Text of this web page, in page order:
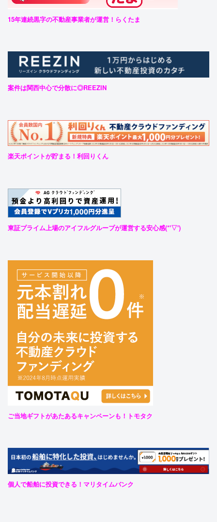
15年連続黒字の不動産事業者が運営！らくたま
案件は関西中心で分散に◎REEZIN
楽天ポイントが貯まる！利回りくん
東証プライム上場のアイフルグループが運営する安心感(*'▽')
ご当地ギフトがあたあるキャンペーンも！トモタク
個人で船舶に投資できる！マリタイムバンク